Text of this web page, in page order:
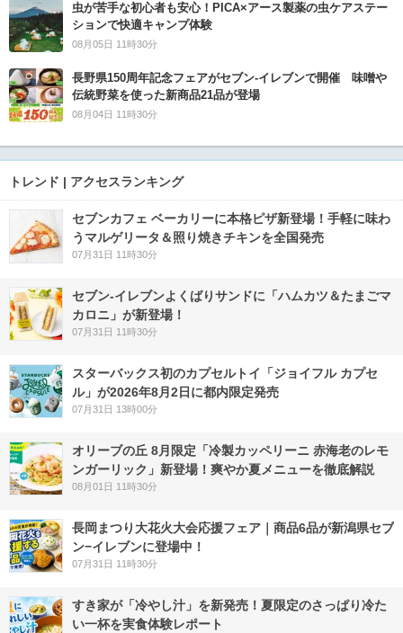
虫が苦手な初心者も安心！PICA×アース製薬の虫ケアステー
ションで快適キャンプ体験
08月05日 11時30分
長野県150周年記念フェアがセブン-イレブンで開催 味噌や
伝統野菜を使った新商品21品が登場
08月04日 11時30分
トレンド | アクセスランキング
セブンカフェ ベーカリーに本格ピザ新登場！手軽に味わ
うマルゲリータ＆照り焼きチキンを全国発売
07月31日 11時30分
セブン‐イレブンよくばりサンドに「ハムカツ＆たまごマ
カロニ」が新登場！
07月31日 11時30分
スターバックス初のカプセルトイ「ジョイフル カプセ
ル」が2026年8月2日に都内限定発売
07月31日 13時00分
オリーブの丘 8月限定「冷製カッペリーニ 赤海老のレモ
ンガーリック」新登場！爽やか夏メニューを徹底解説
08月01日 11時30分
長岡まつり大花火大会応援フェア｜商品6品が新潟県セブ
ン−イレブンに登場中！
07月31日 11時30分
すき家が「冷やし汁」を新発売！夏限定のさっぱり冷た
い一杯を実食体験レポート